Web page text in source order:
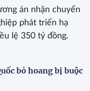
án nhận chuyển
phát triển hạ
lệ 350 tỷ đồng.
bỏ hoang bị buộc